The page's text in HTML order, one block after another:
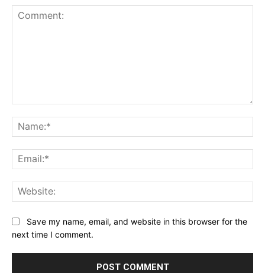
Save my name, email, and website in this browser for the
next time I comment.